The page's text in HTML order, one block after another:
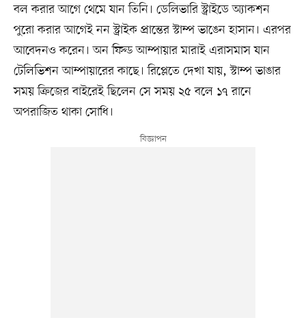
বল করার আগে থেমে যান তিনি। ডেলিভারি স্ট্রাইডে অ্যাকশন
পুরো করার আগেই নন স্ট্রাইক প্রান্তের স্টাম্প ভাঙেন হাসান। এরপর
আবেদনও করেন। অন ফিল্ড আম্পায়ার মারাই এরাসমাস যান
টেলিভিশন আম্পায়ারের কাছে। রিপ্লেতে দেখা যায়, স্টাম্প ভাঙার
সময় ক্রিজের বাইরেই ছিলেন সে সময় ২৫ বলে ১৭ রানে
অপরাজিত থাকা সোধি।